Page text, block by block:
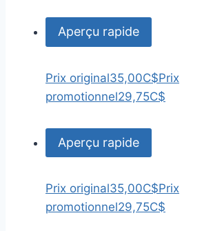
Aperçu rapide
Prix original35,00C$Prix
promotionnel29,75C$
Aperçu rapide
Prix original35,00C$Prix
promotionnel29,75C$